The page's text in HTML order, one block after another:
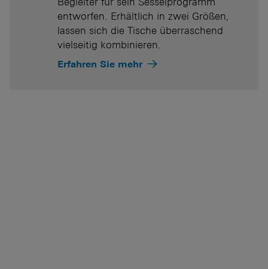
entworfen. Erhältlich in zwei Größen,
lassen sich die Tische überraschend
vielseitig kombinieren.
Erfahren Sie mehr